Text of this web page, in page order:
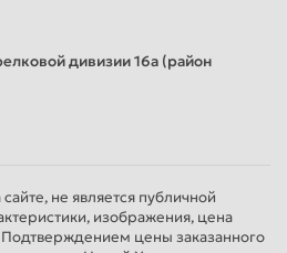
дивизии 16а (район
не является публичной
изображения, цена
Подтверждением цены заказанного